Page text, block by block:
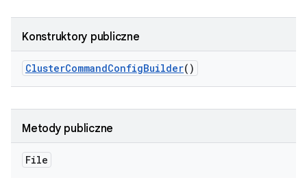
Konstruktory publiczne
ClusterCommandConfigBuilder()
Metody publiczne
File